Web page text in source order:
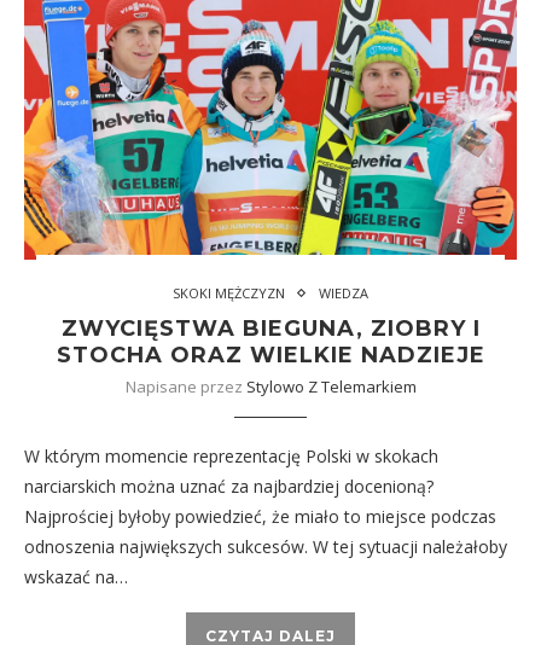
SKOKI MĘŻCZYZN WIEDZA
ZWYCIĘSTWA BIEGUNA, ZIOBRY I
STOCHA ORAZ WIELKIE NADZIEJE
Napisane przez Stylowo Z Telemarkiem
W którym momencie reprezentację Polski w skokach
narciarskich można uznać za najbardziej docenioną?
Najprościej byłoby powiedzieć, że miało to miejsce podczas
odnoszenia największych sukcesów. W tej sytuacji należałoby
wskazać na…
CZYTAJ DALEJ